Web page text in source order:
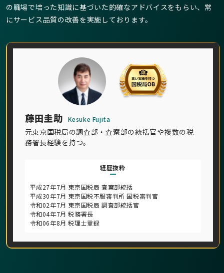
藤田圭助 Kesuke Fujita
元東京国税局の調査部・査察部の統括官や複数の税
務署長経験を持つ。
経歴抜粋
平成27年7月 東京国税局 査察部統括
平成30年7月 東京国税不服審判所 国税審判官
令和02年7月 東京国税局 調査部統括官
令和04年7月 税務署長
令和06年8月 税理士登録
の職場で培った知識に基づいた的確なアドバイスをもらい、常
にサービス品質の改善を実施しております。